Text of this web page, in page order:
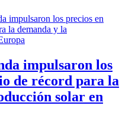
impulsaron los
de récord para la
solar en